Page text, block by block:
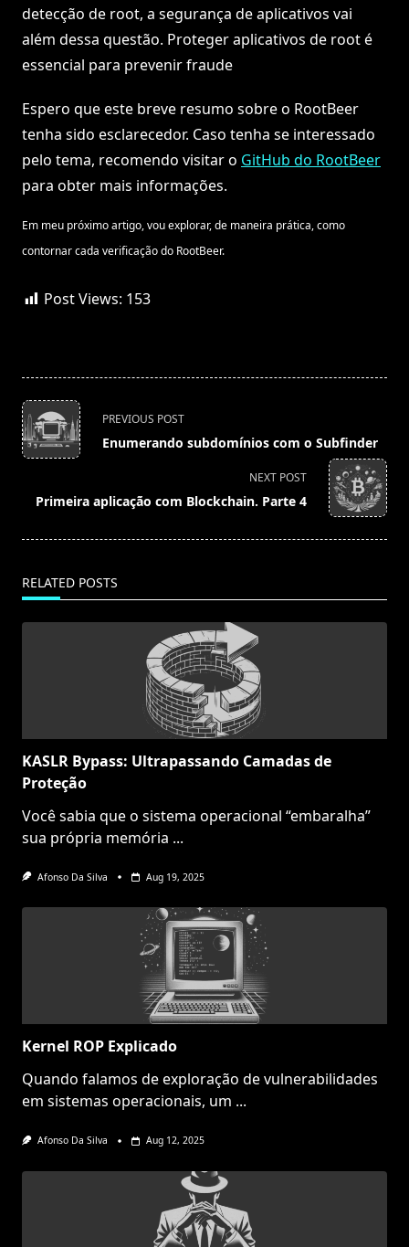
detecção de root, a segurança de aplicativos vai
além dessa questão. Proteger aplicativos de root é
essencial para prevenir fraude
Espero que este breve resumo sobre o RootBeer
tenha sido esclarecedor. Caso tenha se interessado
pelo tema, recomendo visitar o GitHub do RootBeer
para obter mais informações.
Em meu próximo artigo, vou explorar, de maneira prática, como
contornar cada verificação do RootBeer.
Post Views: 153
<span
class="nav-
subtitle
reader-
PREVIOUS POST
Enumerando subdomínios com o Subfinder
NEXT POST
Primeira aplicação com Blockchain. Parte 4
RELATED POSTS
KASLR Bypass: Ultrapassando Camadas de
Proteção
Você sabia que o sistema operacional “embaralha”
sua própria memória ...
Afonso Da Silva Aug 19, 2025
Kernel ROP Explicado
Quando falamos de exploração de vulnerabilidades
em sistemas operacionais, um ...
Afonso Da Silva Aug 12, 2025